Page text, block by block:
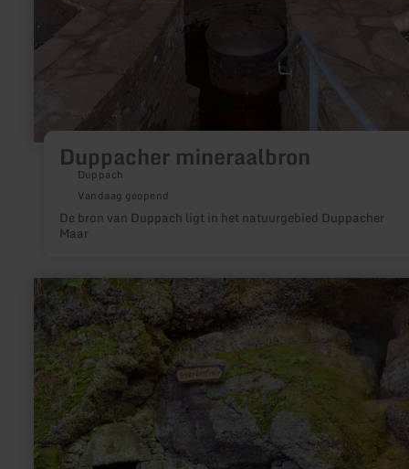
Duppacher mineraalbron
Duppach
Vandaag geopend
De bron van Duppach ligt in het natuurgebied Duppacher
Maar
meer
informatie
over:
Molensteen
grotten
Hohenfels
-
Essingen